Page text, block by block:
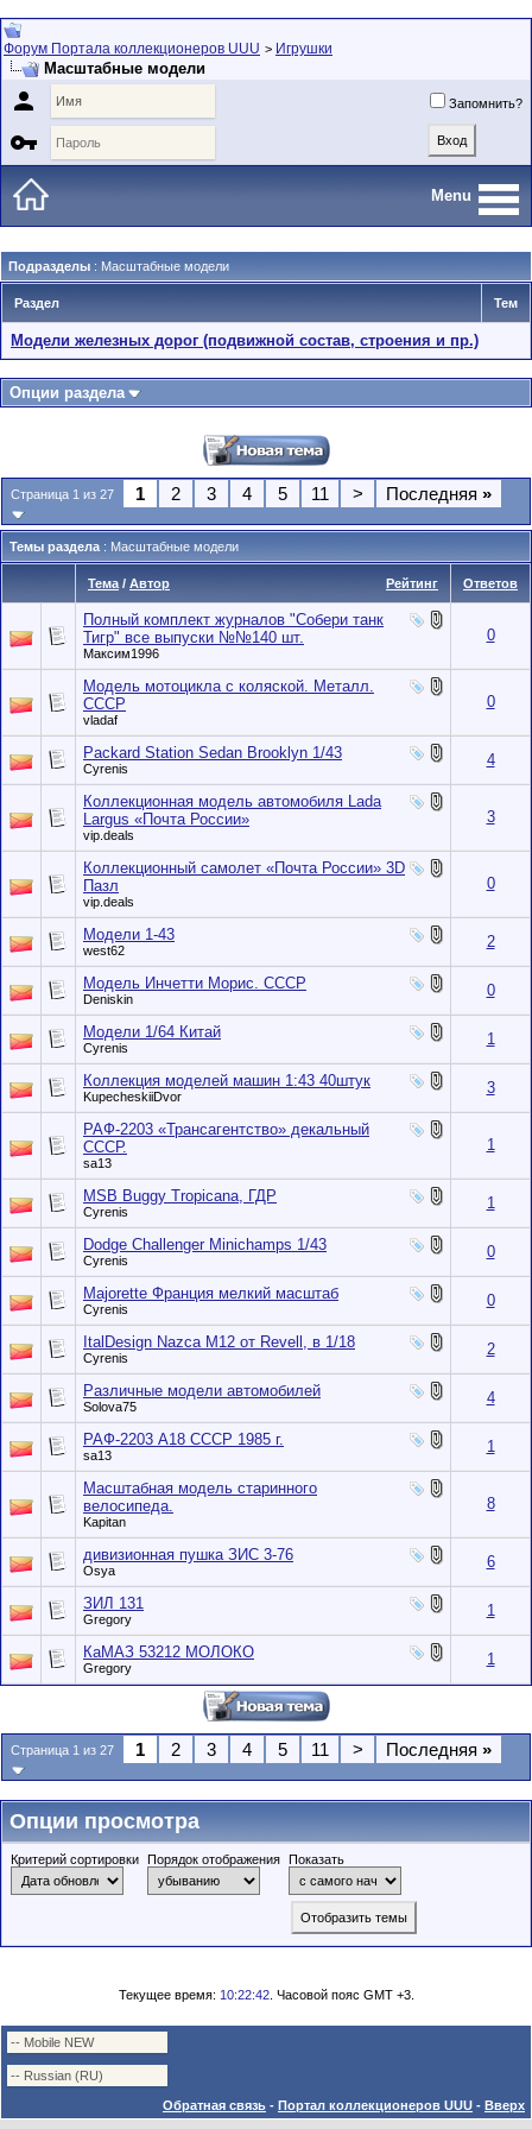
Форум Портала коллекционеров UUU > Игрушки
Масштабные модели
 Запомнить?

Menu
Подразделы : Масштабные модели
Раздел Тем
Модели железных дорог (подвижной состав, строения и пр.)
Опции раздела
Страница 1 из 27 1 2 3 4 5 11 > Последняя »
Темы раздела : Масштабные модели
Рейтинг
Тема / Автор Ответов
Полный комплект журналов "Собери танк
Тигр" все выпуски №№140 шт.
Максим1996
0
Модель мотоцикла с коляской. Металл.
СССР
vladaf
0
Packard Station Sedan Brooklyn 1/43
Cyrenis 4
Коллекционная модель автомобиля Lada
Largus «Почта России»
vip.deals
3
Коллекционный самолет «Почта России» 3D
Пазл
vip.deals
0
Модели 1-43
west62 2
Модель Инчетти Морис. СССР
Deniskin 0
Модели 1/64 Китай
Cyrenis 1
Коллекция моделей машин 1:43 40штук
KupecheskiiDvor 3
РАФ-2203 «Трансагентство» декальный
СССР.
sa13
1
MSB Buggy Tropicana, ГДР
Cyrenis 1
Dodge Challenger Minichamps 1/43
Cyrenis 0
Majorette Франция мелкий масштаб
Cyrenis 0
ItalDesign Nazca M12 от Revell, в 1/18
Cyrenis 2
Различные модели автомобилей
Solova75 4
РАФ-2203 А18 СССР 1985 г.
sa13 1
Масштабная модель старинного
велосипеда.
Kapitan
8
дивизионная пушка ЗИС 3-76
Osya 6
ЗИЛ 131
Gregory 1
КаМАЗ 53212 МОЛОКО
Gregory 1
Страница 1 из 27 1 2 3 4 5 11 > Последняя »
Опции просмотра
Критерий сортировки Порядок отображения Показать
Текущее время: 10:22:42. Часовой пояс GMT +3.
Обратная связь - Портал коллекционеров UUU - Вверх